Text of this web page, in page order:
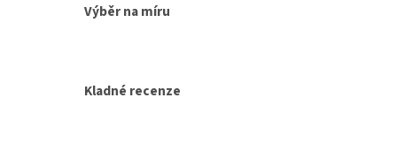
Výběr na míru
Kladné recenze